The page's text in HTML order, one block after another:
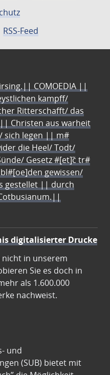
RSS-Feed
COMOEDIA ||
kampff/
Ritterschafft/ das
Christen aus warheit
sich legen || m#
die Heel/ Todt/
Gesetz #[et]c̃ tr#
gewissen/
gestellet || durch
digitalisierter Drucke
nicht in unserem
Sie es doch in
als 1.600.000
nachweist.
und
(SUB) bietet mit